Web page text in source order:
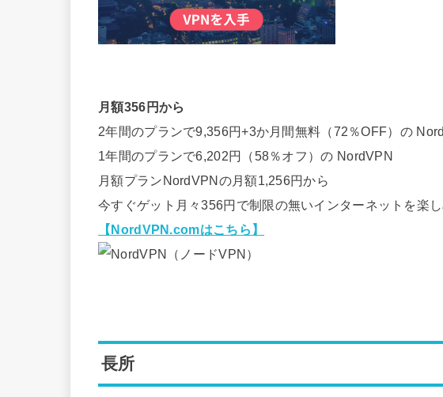
月額356円から
2年間のプランで9,356円+3か月間無料（72％OFF）の
1年間のプランで6,202円（58％オフ）の NordVPN
月額プランNordVPNの月額1,256円から
今すぐゲット月々356円で制限の無いインターネットを楽
【NordVPN.comはこちら】
長所